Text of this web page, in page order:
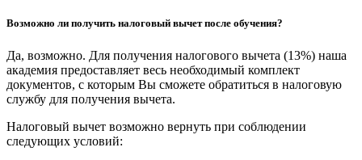
Возможно ли получить налоговый вычет после обучения?
Да, возможно. Для получения налогового вычета (13%) наша
академия предоставляет весь необходимый комплект
документов, с которым Вы сможете обратиться в налоговую
службу для получения вычета.
Налоговый вычет возможно вернуть при соблюдении
следующих условий: